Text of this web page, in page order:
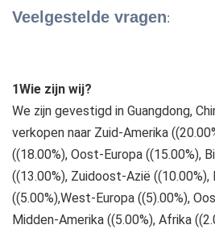
Veelgestelde vragen:
1Wie zijn wij?
We zijn gevestigd in Guangdong,
verkopen naar Zuid-Amerika
((18.00%), Oost-Europa ((15.00%),
((13.00%), Zuidoost-Azië ((10.00%),
((5.00%),West-Europa ((5).00%),
Midden-Amerika ((5.00%), Afrika